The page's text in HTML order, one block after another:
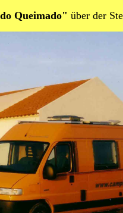
Queimado" über der